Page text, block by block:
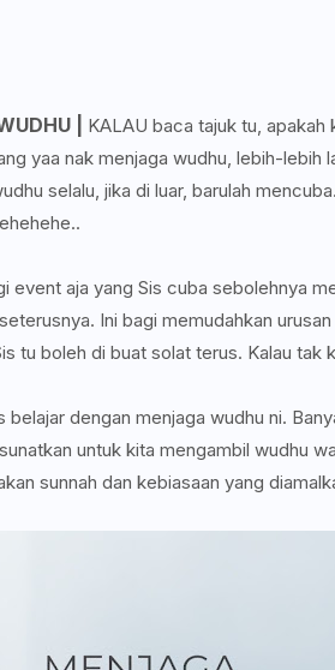
|
KALAU baca tajuk tu,
yaa nak menjaga wudhu, lebih-lebih
selalu, jika di luar, barulah
event aja yang Sis cuba sebolehnya
Ini bagi memudahkan
tu boleh di buat solat terus. Kalau tak
belajar dengan menjaga wudhu ni.
untuk kita mengambil wudhu
sunnah dan kebiasaan yang